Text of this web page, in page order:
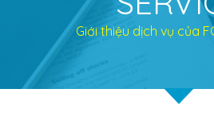
Giới thiệu dịch vụ của